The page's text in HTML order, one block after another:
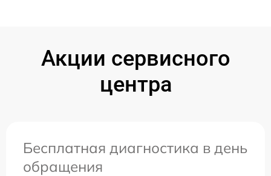
Акции сервисного
центра
Бесплатная диагностика в день
обращения